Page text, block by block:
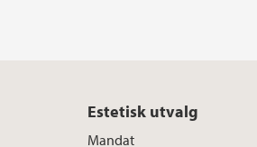
Estetisk utvalg
Mandat